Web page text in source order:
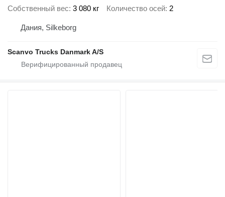
Собственный вес 3 080 кг Количество осей 2
Дания, Silkeborg
Scanvo Trucks Danmark A/S